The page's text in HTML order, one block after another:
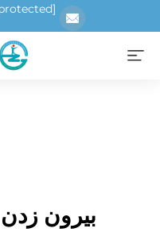
[email protected]
بیرون